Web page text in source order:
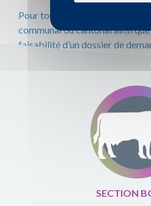
Pour toute demande, vous
communal ou cantonal ainsi
faisabilité d’un dossier de
SECTION